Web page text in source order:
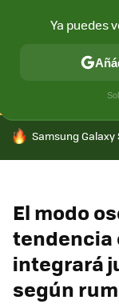
CONECTIVIDAD
HOY SE HABLA DE
Samsung Galaxy
El modo
tendencia
integrará
según
Ya puedes